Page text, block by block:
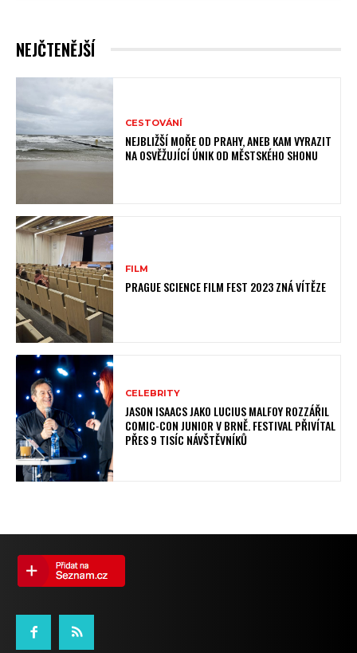
NEJČTENĚJŠÍ
CESTOVÁNÍ
NEJBLIŽŠÍ MOŘE OD PRAHY, ANEB KAM VYRAZIT
NA OSVĚŽUJÍCÍ ÚNIK OD MĚSTSKÉHO SHONU
FILM
PRAGUE SCIENCE FILM FEST 2023 ZNÁ VÍTĚZE
CELEBRITY
JASON ISAACS JAKO LUCIUS MALFOY ROZZÁŘIL
COMIC-CON JUNIOR V BRNĚ. FESTIVAL PŘIVÍTAL
PŘES 9 TISÍC NÁVŠTĚVNÍKŮ